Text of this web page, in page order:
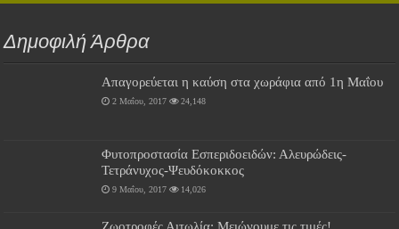
Δημοφιλή Άρθρα
Απαγορεύεται η καύση στα χωράφια από 1η Μαΐου
2 Μαΐου, 2017 24,148
Φυτοπροστασία Εσπεριδοειδών: Αλευρώδεις-
Τετράνυχος-Ψευδόκοκκος
9 Μαΐου, 2017 14,026
Ζωοτροφές Αιτωλία: Μειώνουμε τις τιμές!